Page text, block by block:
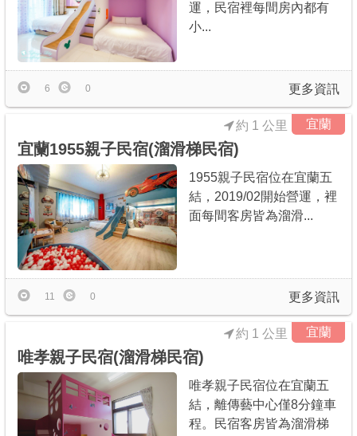
運，民宿裡每間房內都有
小...
更多資訊
6 0
宜蘭
宜蘭1955親子民宿(溜滑梯民宿)
約 1 公里
1955親子民宿位在宜蘭五
結，2019/02開始營運，裡
面每間客房皆為溜滑...
更多資訊
11 0
宜蘭
唯孝親子民宿(溜滑梯民宿)
約 1 公里
唯孝親子民宿位在宜蘭五
結，離傳藝中心僅8分鐘車
程。民宿客房皆為溜滑梯